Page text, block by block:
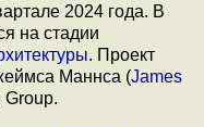
2024 года. В
на стадии
. Проект
Маннса (James
Group.